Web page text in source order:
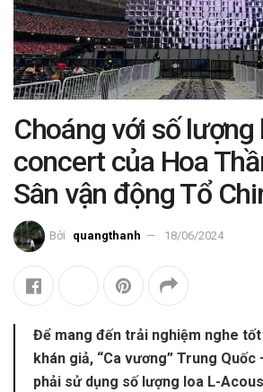
Choáng với số lượng
concert của Hoa
Sân vận động Tổ
Bởi quangthanh 18/06/2024
Để mang đến trải nghiệm nghe
khán giả, “Ca vương” Trung Quốc
phải sử dụng số lượng loa L-